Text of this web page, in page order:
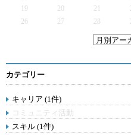
19
20 21
26
27 28
カテゴリー
キャリア (1件)
コミュニティ活動
スキル (1件)